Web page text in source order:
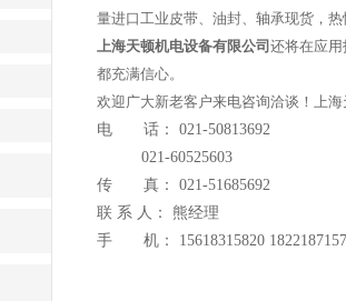
量进口工业皮带、油封、轴承现货，热
上海天顿机电设备有限公司 还将在应
都充满信心。
欢迎广大新老客户来电咨询洽谈！上
电 话： 021-50813692
021-60525603
传 真： 021-51685692
联 系 人： 熊经理
手 机： 15618315820